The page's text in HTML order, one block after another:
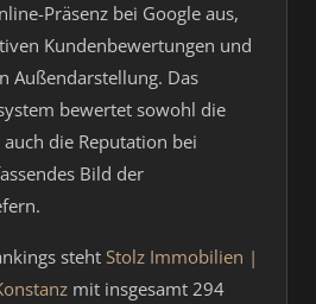
Präsenz bei Google aus,
Kundenbewertungen und
Außendarstellung. Das
bewertet sowohl die
die Reputation bei
Bild der
steht Stolz Immobilien |
mit insgesamt 294